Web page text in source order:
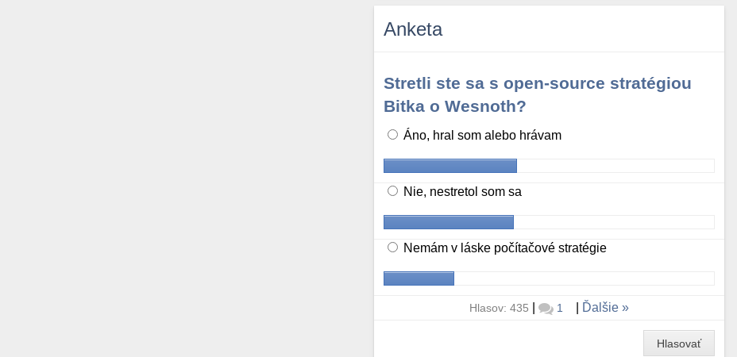
Anketa
Stretli ste sa s open-source stratégiou
Bitka o Wesnoth?
Áno, hral som alebo hrávam
Nie, nestretol som sa
Nemám v láske počítačové stratégie
Hlasov: 435 | 1 Ďalšie
Hlasovať